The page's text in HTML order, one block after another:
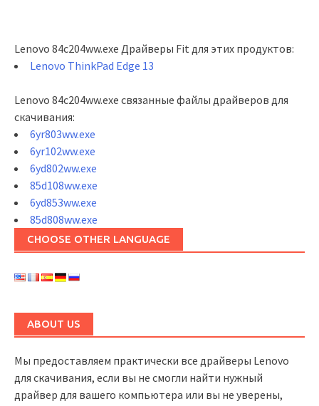
Lenovo 84c204ww.exe Драйверы Fit для этих продуктов:
Lenovo ThinkPad Edge 13
Lenovo 84c204ww.exe связанные файлы драйверов для
скачивания:
6yr803ww.exe
6yr102ww.exe
6yd802ww.exe
85d108ww.exe
6yd853ww.exe
85d808ww.exe
CHOOSE OTHER LANGUAGE
ABOUT US
Мы предоставляем практически все драйверы Lenovo
для скачивания, если вы не смогли найти нужный
драйвер для вашего компьютера или вы не уверены,